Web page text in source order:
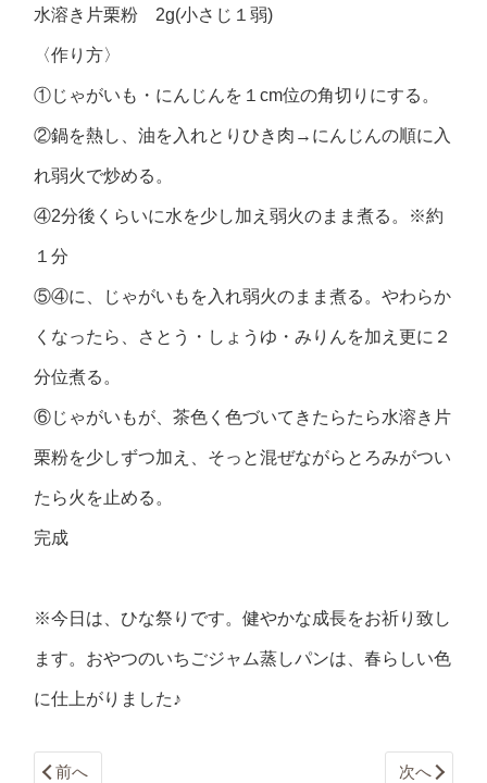
水溶き片栗粉 2g(小さじ１弱)
〈作り方〉
①じゃがいも・にんじんを１cm位の角切りにする。
②鍋を熱し、油を入れとりひき肉→にんじんの順に入
れ弱火で炒める。
④2分後くらいに水を少し加え弱火のまま煮る。※約
１分
⑤④に、じゃがいもを入れ弱火のまま煮る。やわらか
くなったら、さとう・しょうゆ・みりんを加え更に２
分位煮る。
⑥じゃがいもが、茶色く色づいてきたらたら水溶き片
栗粉を少しずつ加え、そっと混ぜながらとろみがつい
たら火を止める。
完成
※今日は、ひな祭りです。健やかな成長をお祈り致し
ます。おやつのいちごジャム蒸しパンは、春らしい色
に仕上がりました♪
前へ 次へ